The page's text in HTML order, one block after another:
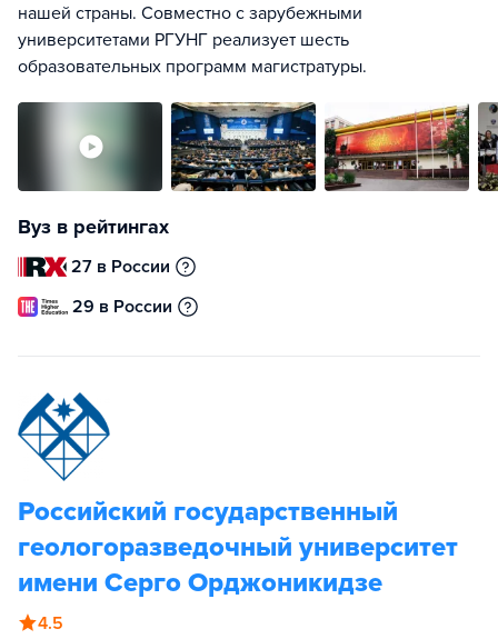
нашей страны. Совместно с зарубежными
университетами РГУНГ реализует шесть
образовательных программ магистратуры.
Вуз в рейтингах
27 в России
29 в России
Российский государственный
геологоразведочный университет
имени Серго Орджоникидзе
4.5